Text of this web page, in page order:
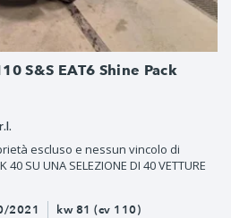
S&S EAT6 Shine Pack
escluso e nessun vincolo di
SU UNA SELEZIONE DI 40 VETTURE
2021
kw 81 (cv 110)